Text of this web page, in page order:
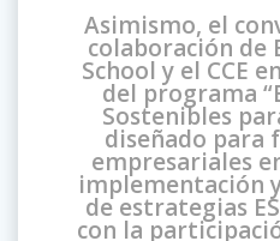
Asimismo, el
colaboración de
School y el CCE
del programa
Sostenibles
diseñado para
empresariales
implementación
de estrategias
con la